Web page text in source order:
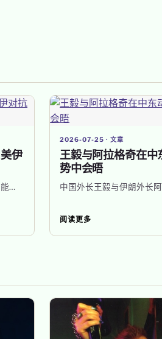
伊
能…
王毅与阿拉格奇在中
势中会晤
2026-07-25 · 文章
中国外长王毅与伊朗外长
阅读更多